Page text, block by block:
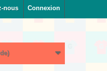
Connexion
nous